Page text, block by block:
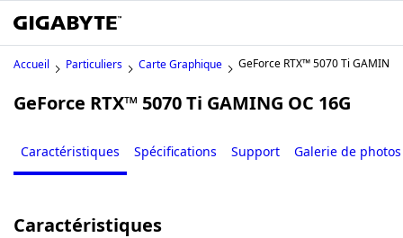
Accueil Particuliers Carte Graphique GeForce RTX™ 5070 Ti GAMING
GeForce RTX™ 5070 Ti GAMING OC 16G
Caractéristiques Spécifications Support Galerie de photos
Caractéristiques